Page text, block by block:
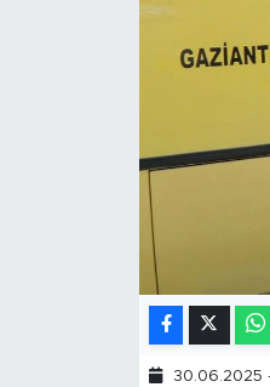
30.06.2025